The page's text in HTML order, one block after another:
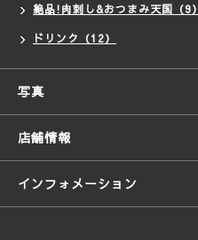
絶品!肉刺し&おつまみ天国（9）
ドリンク（12）
写真
店舗情報
インフォメーション